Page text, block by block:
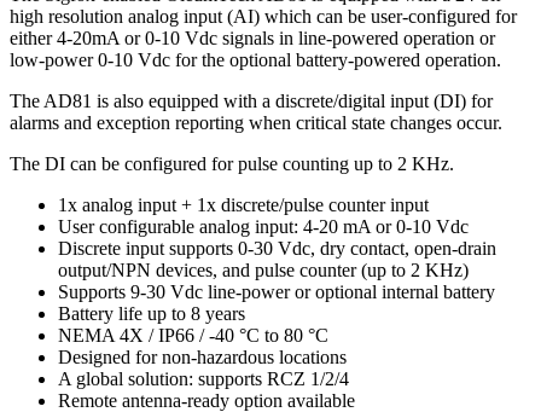
high resolution analog input (AI) which can be user-configured for
either 4-20mA or 0-10 Vdc signals in line-powered operation or
low-power 0-10 Vdc for the optional battery-powered operation.
The AD81 is also equipped with a discrete/digital input (DI) for
alarms and exception reporting when critical state changes occur.
The DI can be configured for pulse counting up to 2 KHz.
1x analog input + 1x discrete/pulse counter input
User configurable analog input: 4-20 mA or 0-10 Vdc
Discrete input supports 0-30 Vdc, dry contact, open-drain
output/NPN devices, and pulse counter (up to 2 KHz)
Supports 9-30 Vdc line-power or optional internal battery
Battery life up to 8 years
NEMA 4X / IP66 / -40 °C to 80 °C
Designed for non-hazardous locations
A global solution: supports RCZ 1/2/4
Remote antenna-ready option available